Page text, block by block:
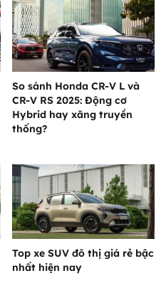
So sánh Honda CR-V L và
CR-V RS 2025: Động cơ
Hybrid hay xăng truyền
thống?
Top xe SUV đô thị giá rẻ bậc
nhất hiện nay